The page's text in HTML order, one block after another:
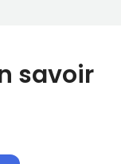
savoir